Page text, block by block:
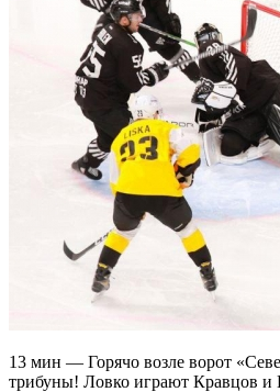
13 мин — Горячо возле ворот
трибуны! Ловко играют Кравцов и